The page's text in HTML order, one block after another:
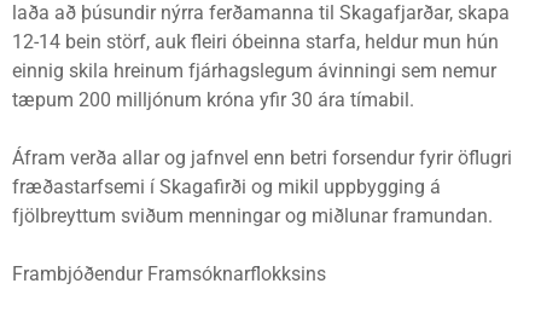
laða að þúsundir nýrra ferðamanna til Skagafjarðar, skapa
12-14 bein störf, auk fleiri óbeinna starfa, heldur mun hún
einnig skila hreinum fjárhagslegum ávinningi sem nemur
tæpum 200 milljónum króna yfir 30 ára tímabil.
Áfram verða allar og jafnvel enn betri forsendur fyrir öflugri
fræðastarfsemi í Skagafirði og mikil uppbygging á
fjölbreyttum sviðum menningar og miðlunar framundan.
Frambjóðendur Framsóknarflokksins